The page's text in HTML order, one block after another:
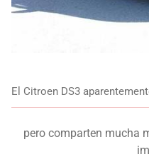
El Citroen DS3
pero comparten mucha